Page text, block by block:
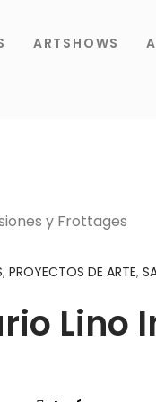
ARTSHOWS
, PROYECTOS DE ARTE,
Lino